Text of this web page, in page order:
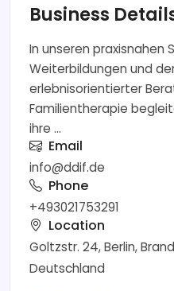
Business
In unseren praxisnahen
Weiterbildungen und
erlebnisorientierter
Familientherapie
ihre ...
Email
info@ddif.de
Phone
+493021753291
Location
Goltzstr. 24, Berlin,
Deutschland